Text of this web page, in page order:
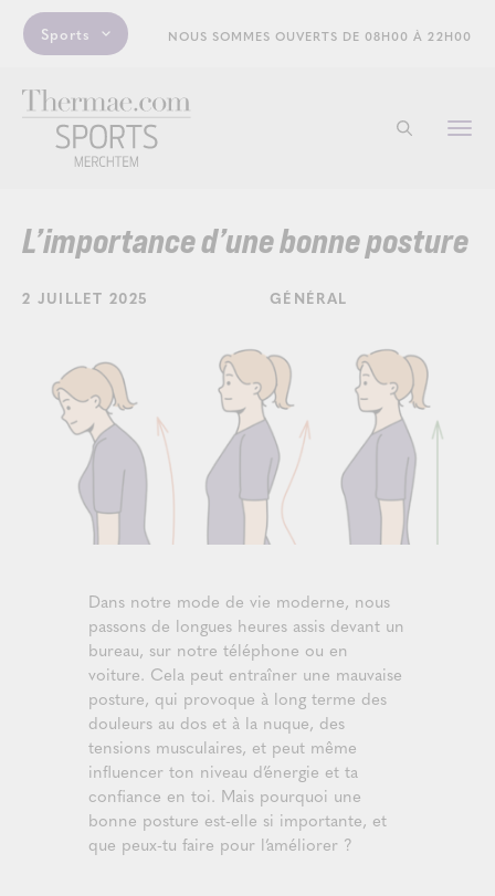
Sports NOUS SOMMES OUVERTS DE 08H00 À 22H00
L’importance d’une bonne posture
2 JUILLET 2025 GÉNÉRAL
Dans notre mode de vie moderne, nous
passons de longues heures assis devant un
bureau, sur notre téléphone ou en
voiture. Cela peut entraîner une mauvaise
posture, qui provoque à long terme des
douleurs au dos et à la nuque, des
tensions musculaires, et peut même
influencer ton niveau d’énergie et ta
confiance en toi. Mais pourquoi une
bonne posture est-elle si importante, et
que peux-tu faire pour l’améliorer ?